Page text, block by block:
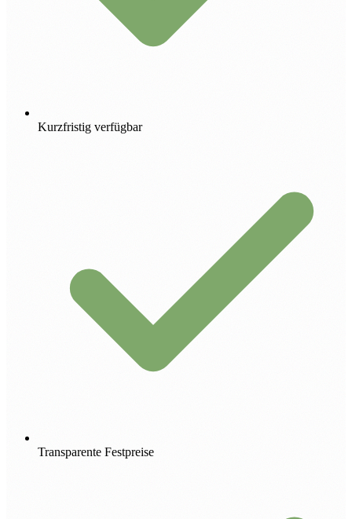
Kurzfristig verfügbar
Transparente Festpreise